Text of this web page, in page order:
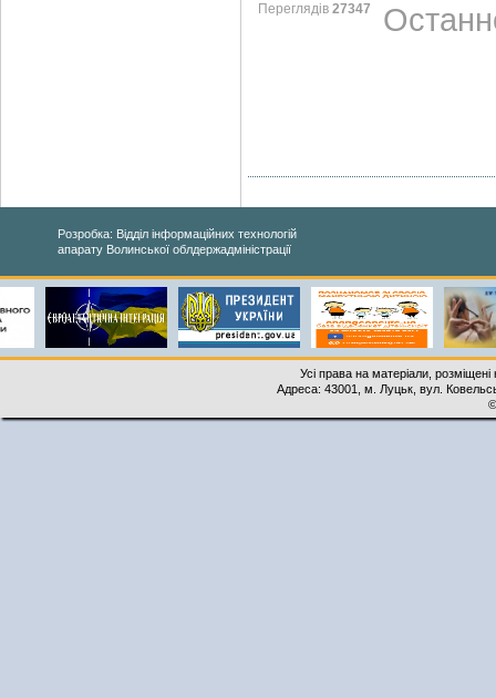
Переглядів 27347
Розробка: Відділ інформаційних технологій
апарату Волинської облдержадміністрації
Усі права на матеріали,
Адреса: 43001, м. Луцьк, вул.